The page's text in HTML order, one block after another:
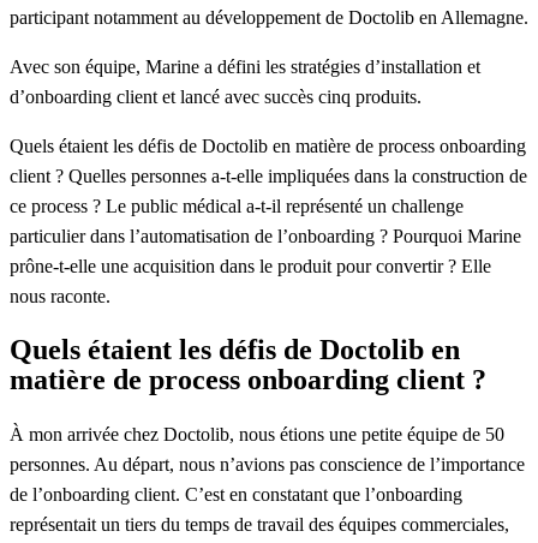
participant notamment au développement de Doctolib en Allemagne.
Avec son équipe, Marine a défini les stratégies d’installation et
d’onboarding client et lancé avec succès cinq produits.
Quels étaient les défis de Doctolib en matière de process onboarding
client ? Quelles personnes a-t-elle impliquées dans la construction de
ce process ? Le public médical a-t-il représenté un challenge
particulier dans l’automatisation de l’onboarding ? Pourquoi Marine
prône-t-elle une acquisition dans le produit pour convertir ? Elle
nous raconte.
Quels étaient les défis de Doctolib en
matière de process onboarding client ?
À mon arrivée chez Doctolib, nous étions une petite équipe de 50
personnes. Au départ, nous n’avions pas conscience de l’importance
de l’onboarding client. C’est en constatant que l’onboarding
représentait un tiers du temps de travail des équipes commerciales,